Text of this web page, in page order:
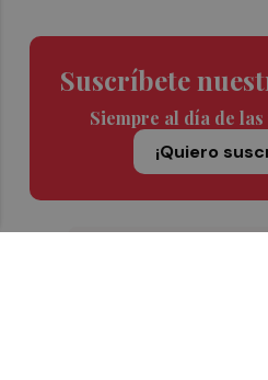
Suscríbete
Siempre al día de
¡Quiero